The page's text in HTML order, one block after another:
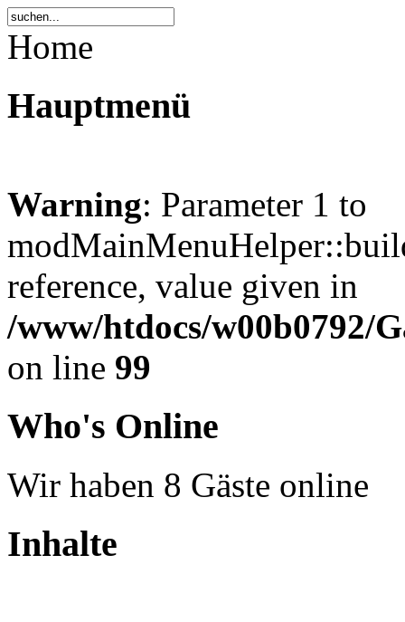
Home
Hauptmenü
Warning: Parameter 1 to
reference, value given in
/www/htdocs/w00b0792/
on line 99
Who's Online
Wir haben 8 Gäste online
Inhalte